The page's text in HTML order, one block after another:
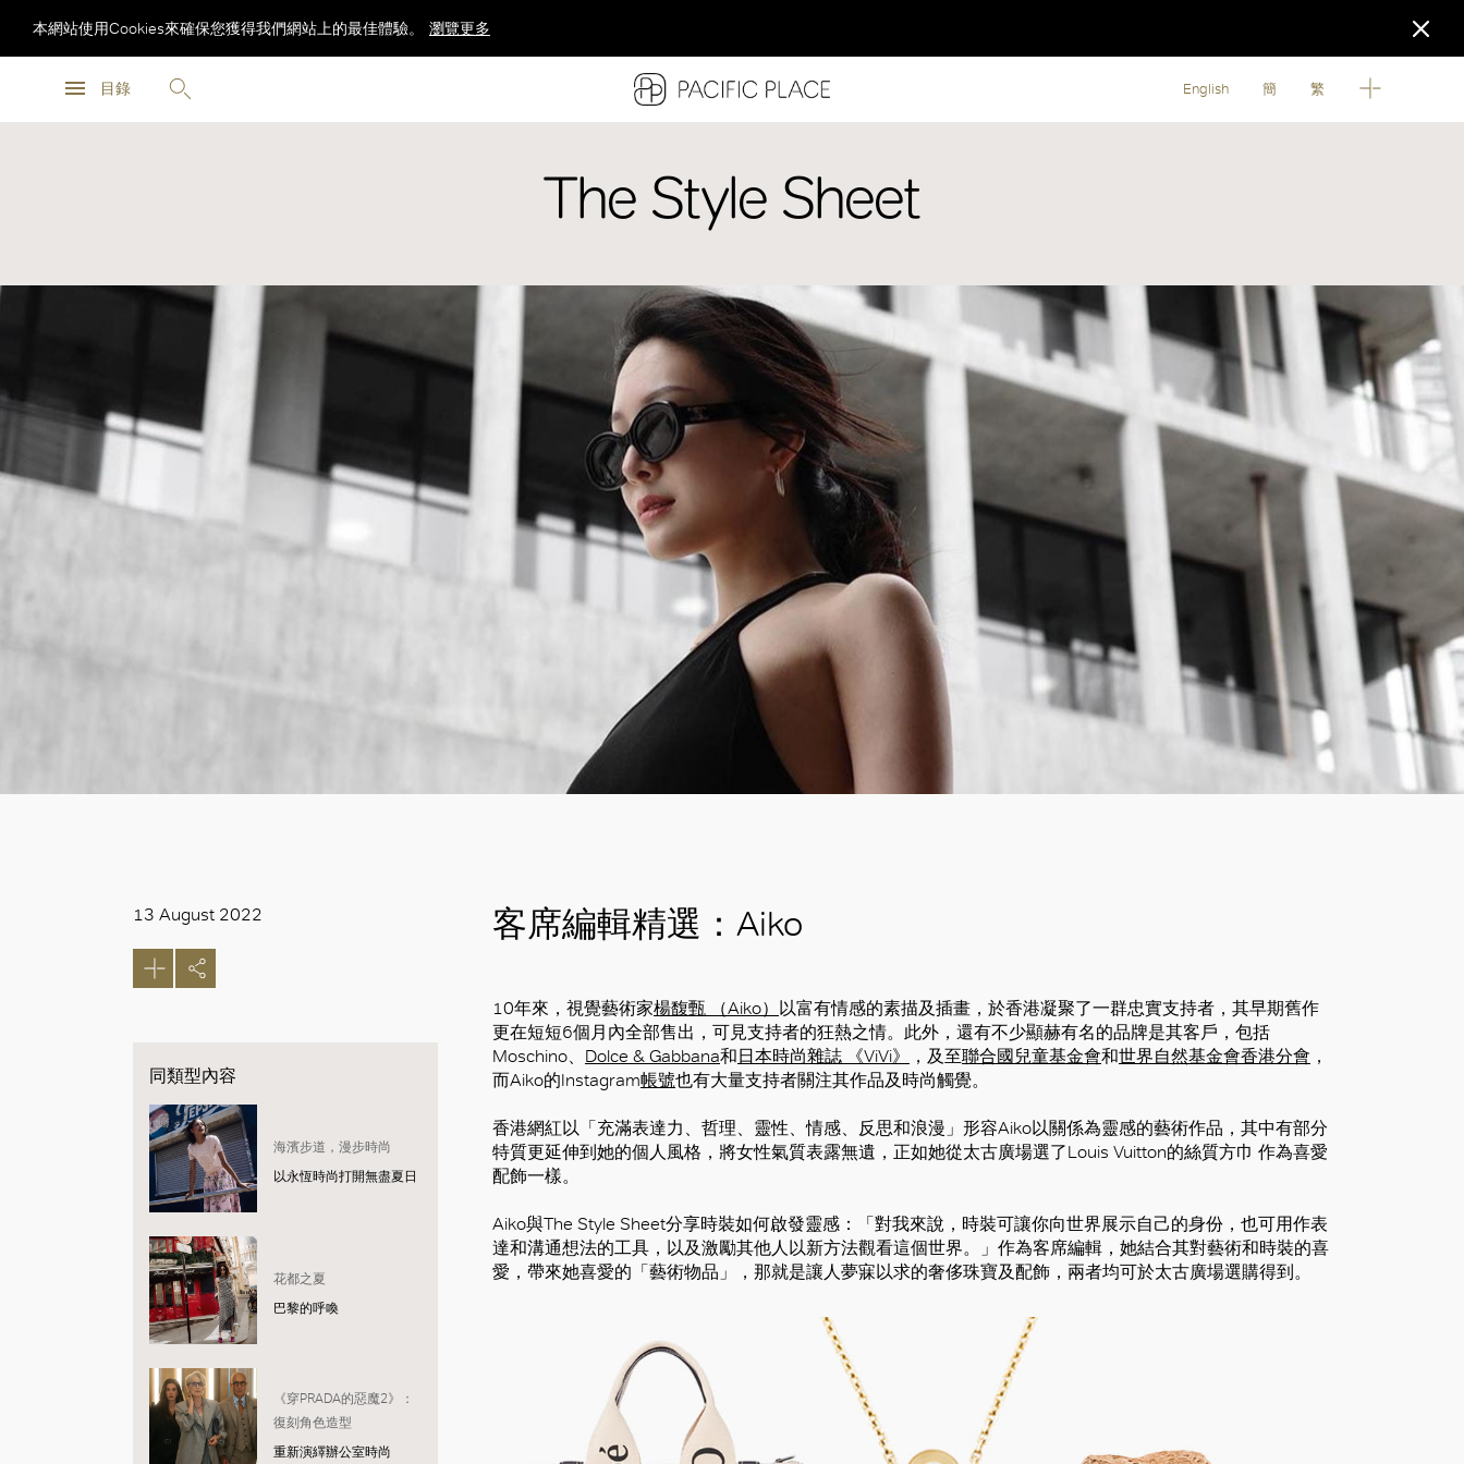
目錄
本網站使用Cookies來確保您獲得我們網站上的最佳體驗。 瀏覽更多
English 簡 繁
The Style Sheet
13 August 2022
同類型內容
海濱步道，漫步時尚
以永恆時尚打開無盡夏日
花都之夏
巴黎的呼喚
《穿PRADA的惡魔2》：
復刻角色造型
重新演繹辦公室時尚
客席編輯精選：Aiko
10年來，視覺藝術家楊馥甄 （Aiko） 以富有情感的素描及插畫，於香港凝聚了一群忠實支持者，其早期舊作
更在短短6個月內全部售出，可見支持者的狂熱之情。此外，還有不少顯赫有名的品牌是其客戶，包括
Moschino、 Dolce & Gabbana和日本時尚雜誌 《ViVi》 ，及至聯合國兒童基金會和世界自然基金會香港分會 ，
而Aiko的Instagram帳號也有大量支持者關注其作品及時尚觸覺。
香港網紅以「充滿表達力、哲理、靈性、情感、反思和浪漫」形容Aiko以關係為靈感的藝術作品，其中有部分
特質更延伸到她的個人風格，將女性氣質表露無遺，正如她從太古廣場選了Louis Vuitton的絲質方巾 作為喜愛
配飾一樣。
Aiko與The Style Sheet分享時裝如何啟發靈感：「對我來說，時裝可讓你向世界展示自己的身份，也可用作表
達和溝通想法的工具，以及激勵其他人以新方法觀看這個世界。」作為客席編輯，她結合其對藝術和時裝的喜
愛，帶來她喜愛的「藝術物品」，那就是讓人夢寐以求的奢侈珠寶及配飾，兩者均可於太古廣場選購得到。